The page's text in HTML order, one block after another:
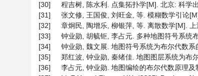
[30]
程吉树, 陈水利. 点集拓扑学[M]. 北京: 科学
[31]
张文修, 王国俊, 刘旺金, 等. 模糊数学引论
[32]
章炯民, 陶增乐, 柳银萍, 等. 离散数学[M].
[33]
钟业勋, 胡毓钜, 李占元. 多种地图符号系统
[34]
钟业勋, 魏文展. 地图符号系统为布尔代数
[35]
郑红波, 钟业勋, 秦绪佳. 地图图层系统为布
[36]
李占元, 钟业勋. 地图编绘的布尔代数原理